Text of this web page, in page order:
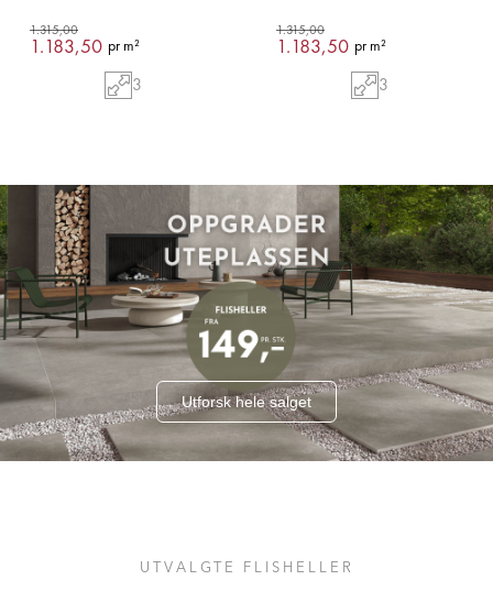
1.315,00
1.183,50 pr m²
3
1.315,00
1.183,50 pr m²
3
Utforsk hele salget
UTVALGTE FLISHELLER